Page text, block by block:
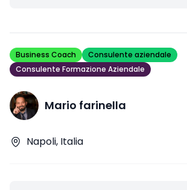
Business Coach
Consulente aziendale
Consulente Formazione Aziendale
Mario farinella
Napoli, Italia